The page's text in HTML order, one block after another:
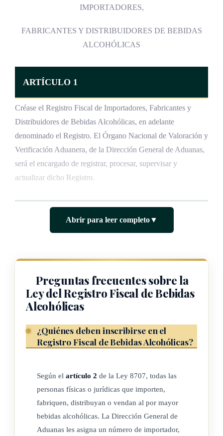
IMPORTADORES,
FABRICANTES Y DISTRIBUIDORES DE BEBIDAS
ALCOHÓLICAS
ARTÍCULO 1
Créase el Registro Fiscal de Importadores, Fabricantes y
Distribuidores de Bebidas Alcohólicas, en adelante
denominado el Registro. El Órgano Nacional de Valoración y
Verificación Aduanera, de la Dirección General de Aduanas,
será el encargado de registrar, procesar, supervisar y
actualizar dicho Registro.
Dirección General de Aduanas les asignará un número de
importador, fabricante o distribuidor, según el caso, el cual
deberá figurar impreso en todas las facturas comerciales y los
recibos que emita dicho importador, fabricante o distribuidor.
Además, dichas facturas deberán ajustarse a las regulaciones
Código de Comercio. Para los importadores, el número de
registro será el establecido en laLey general de aduanas
Abrir para leer completo▼
Preguntas frecuentes sobre la
Ley del Registro Fiscal de Bebidas
Alcohólicas
¿Quiénes deben inscribirse en el
Registro Fiscal de Bebidas Alcohólicas?
Según el artículo 2 de la Ley 8707, todas las
personas físicas o jurídicas que importen,
fabriquen, distribuyan o vendan al por mayor
bebidas alcohólicas. La Dirección General de
Aduanas les asigna un número de importador,